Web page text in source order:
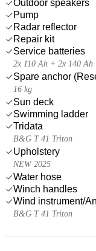
Outdoor speakers
Pump
Radar reflector
Repair kit
Service batteries
2x 110 Ah + 2x 140 Ah
Spare anchor
16 kg
Sun deck
Swimming ladder
Tridata
B&G T 41 Triton
Upholstery
NEW 2025
Water hose
Winch handles
Wind instrument/
B&G T 41 Triton